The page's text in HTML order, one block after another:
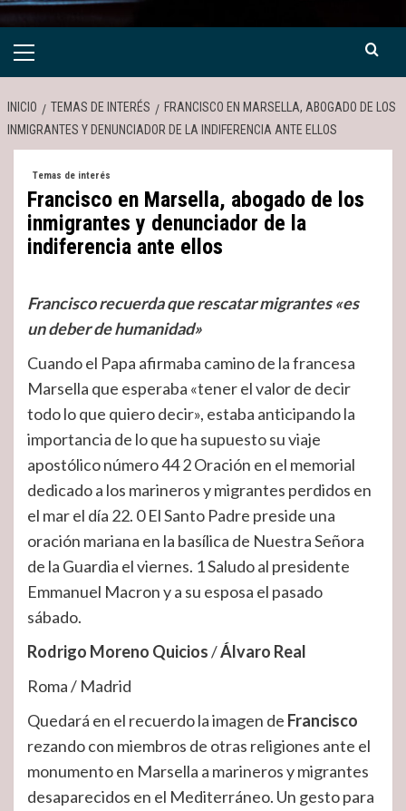
Menú
INICIO TEMAS DE INTERÉS
FRANCISCO EN MARSELLA, ABOGADO DE LOS
INMIGRANTES Y DENUNCIADOR DE LA INDIFERENCIA ANTE ELLOS
Temas de interés
Francisco en Marsella, abogado de los
inmigrantes y denunciador de la
indiferencia ante ellos
Francisco recuerda que rescatar migrantes «es
un deber de humanidad»
Cuando el Papa afirmaba camino de la francesa
Marsella que esperaba «tener el valor de decir
todo lo que quiero decir», estaba anticipando la
importancia de lo que ha supuesto su viaje
apostólico número 44 2 Oración en el memorial
dedicado a los marineros y migrantes perdidos en
el mar el día 22. 0 El Santo Padre preside una
oración mariana en la basílica de Nuestra Señora
de la Guardia el viernes. 1 Saludo al presidente
Emmanuel Macron y a su esposa el pasado
sábado.
Rodrigo Moreno Quicios/Álvaro Real
Roma / Madrid
Quedará en el recuerdo la imagen de Francisco
rezando con miembros de otras religiones ante el
monumento en Marsella a marineros y migrantes
desaparecidos en el Mediterráneo. Un gesto para